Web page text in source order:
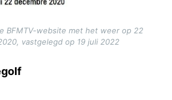
BFMTV-website met het weer op 22
vastgelegd op 19 juli 2022